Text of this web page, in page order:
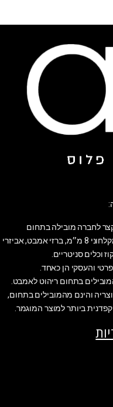
לחברה מובילה בתחום
אביזרי
וכלים סניטריים.
והעסקי הן כאחד.
בתחום ריהוט לאמבט.
והינם מהמובילים בתחום,
ביותר למוצר המוגמר.